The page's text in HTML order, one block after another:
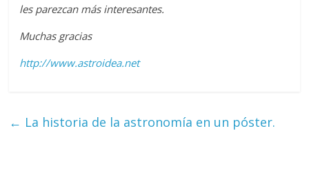
les parezcan más interesantes.
Muchas gracias
http://www.astroidea.net
← La historia de la astronomía en un póster.